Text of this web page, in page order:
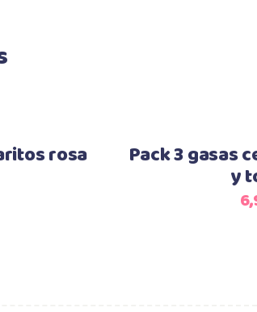
rosa Add
Pack 3 gasas
y